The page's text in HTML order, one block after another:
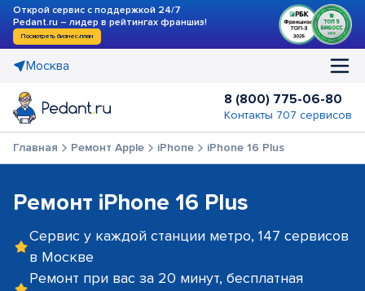
Открой сервис с поддержкой 24/7
Pedant.ru – лидер в рейтингах франшиз!
Посмотреть бизнес-план
Москва
8 (800) 775-06-80
Контакты 707 сервисов
Главная Ремонт Apple iPhone iPhone 16 Plus
Ремонт iPhone 16 Plus
Сервис у каждой станции метро, 147 сервисов
в Москве
Ремонт при вас за 20 минут, бесплатная